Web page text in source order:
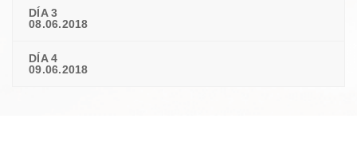
DÍA 3
08.06.2018
DÍA 4
09.06.2018